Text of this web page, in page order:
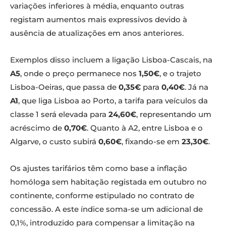
variações inferiores à média, enquanto outras
registam aumentos mais expressivos devido à
ausência de atualizações em anos anteriores.
Exemplos disso incluem a ligação Lisboa-Cascais, na
A5, onde o preço permanece nos 1,50€, e o trajeto
Lisboa-Oeiras, que passa de 0,35€ para 0,40€. Já na
A1, que liga Lisboa ao Porto, a tarifa para veículos da
classe 1 será elevada para 24,60€, representando um
acréscimo de 0,70€. Quanto à A2, entre Lisboa e o
Algarve, o custo subirá 0,60€, fixando-se em 23,30€.
Os ajustes tarifários têm como base a inflação
homóloga sem habitação registada em outubro no
continente, conforme estipulado no contrato de
concessão. A este índice soma-se um adicional de
0,1%, introduzido para compensar a limitação na